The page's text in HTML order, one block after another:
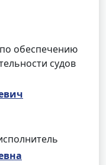
обеспечению
судов